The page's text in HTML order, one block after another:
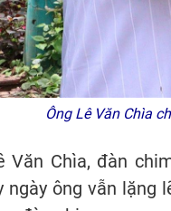
Ông Lê Văn Chìa
Văn Chìa, đàn
ngày ông vẫn